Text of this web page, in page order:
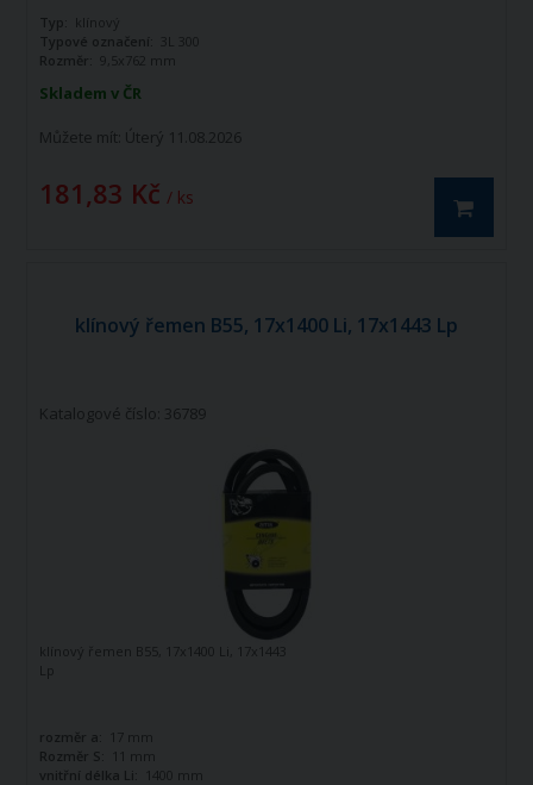
Skladem v ČR
Můžete mít: Úterý 11.08.2026
181,83 Kč / ks
Typ: klínový
Typové označení:
3L 300
Rozměr:
9,5x762 mm
klínový řemen B55, 17x1400 Li, 17x1443 Lp
Katalogové číslo: 36789
klínový řemen B55, 17x1400 Li, 17x1443
Lp
rozměr a:
17 mm
Rozměr S:
11 mm
vnitřní délka Li:
1400 mm